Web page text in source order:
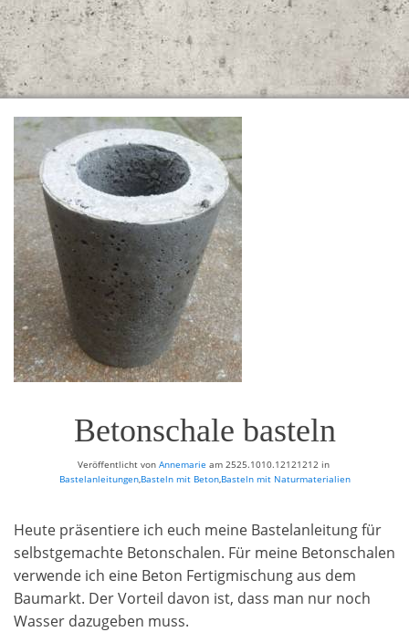
Betonschale basteln
Veröffentlicht von Annemarie am 2525.1010.12121212in
Bastelanleitungen,Basteln mit Beton,Basteln mit Naturmaterialien
Heute präsentiere ich euch meine Bastelanleitung für
selbstgemachte Betonschalen. Für meine Betonschalen
verwende ich eine Beton Fertigmischung aus dem
Baumarkt. Der Vorteil davon ist, dass man nur noch
Wasser dazugeben muss.